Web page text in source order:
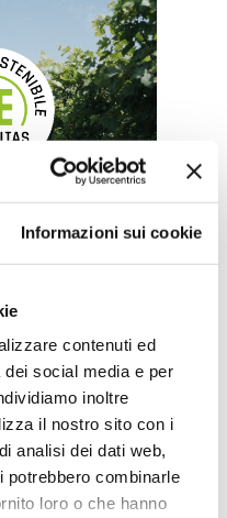
Informazioni sui cookie
contenuti ed
social media e per
inoltre
il nostro sito con i
analisi dei dati web,
potrebbero combinarle
loro o che hanno
year,
Sustainable
Equalitas.